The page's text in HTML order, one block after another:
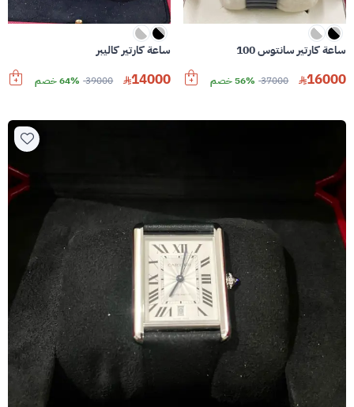
ساعة كارتير سانتوس 100
16000
37000 56% خصم
ساعة كارتير كاليبر
14000
39000 64% خصم